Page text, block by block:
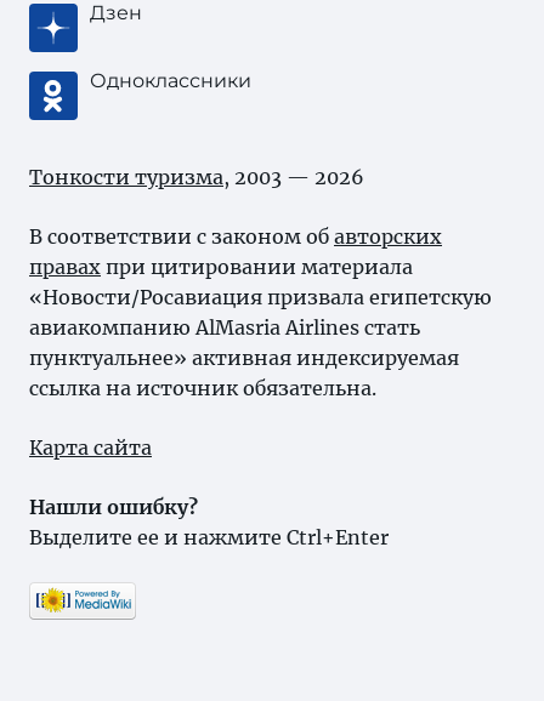
Дзен
Одноклассники
Тонкости туризма, 2003 — 2026
В соответствии с законом об авторских
правах при цитировании материала
«Новости/Росавиация призвала египетскую
авиакомпанию AlMasria Airlines стать
пунктуальнее» активная индексируемая
ссылка на источник обязательна.
Карта сайта
Нашли ошибку?
Выделите ее и нажмите Ctrl+Enter